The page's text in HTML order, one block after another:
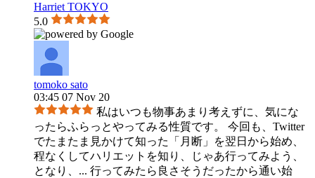
Harriet TOKYO
5.0
tomoko sato
03:45 07 Nov 20
私はいつも物事あまり考えずに、気にな
ったらふらっとやってみる性質です。 今回も、Twitter
でたまたま見かけて知った「月断」を翌日から始め、
程なくしてハリエットを知り、じゃあ行ってみよう、
となり、 ... 行ってみたら良さそうだったから通い始